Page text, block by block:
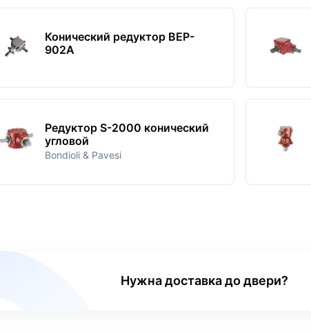
Конический редуктор BEP-
902A
Редуктор S-2000 конический
угловой
Bondioli & Pavesi
Нужна доставка до двери?